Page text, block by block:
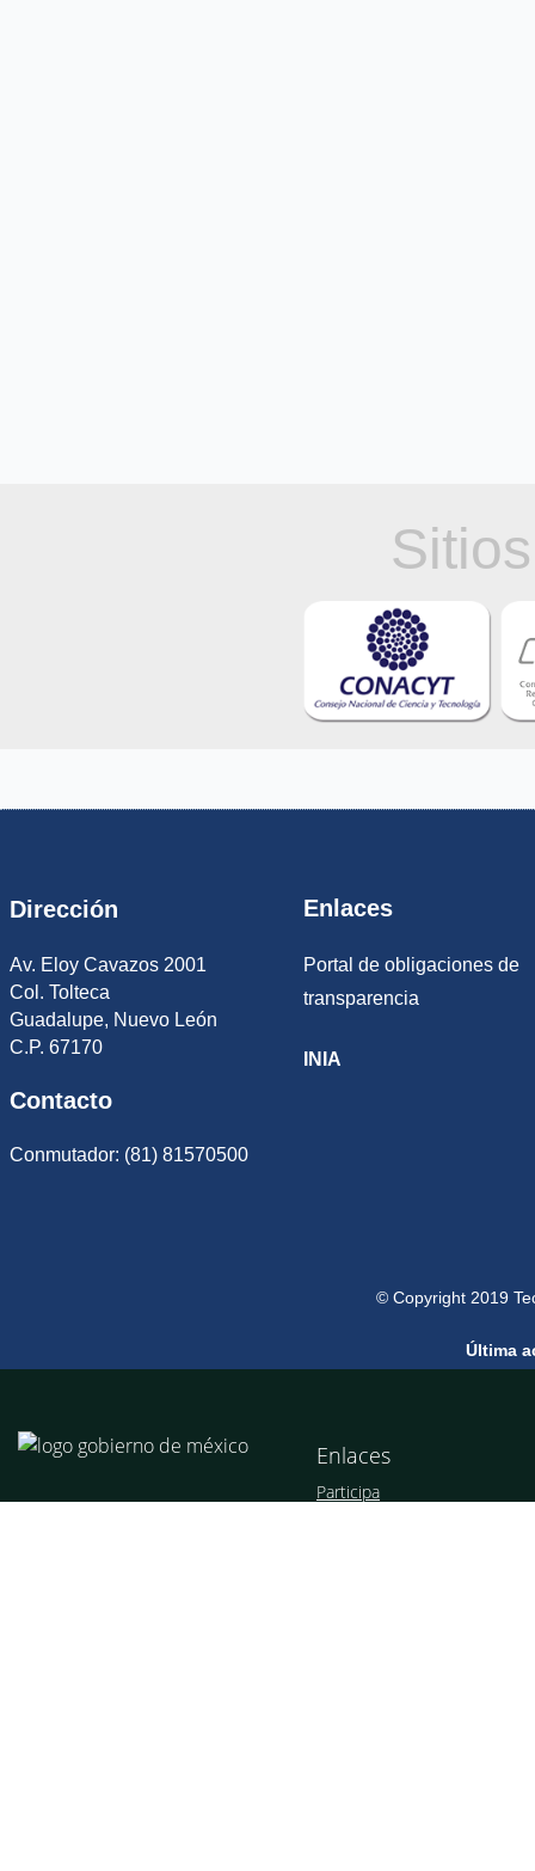
Dirección
Av. Eloy Cavazos 2001
Col. Tolteca
Guadalupe, Nuevo León
C.P. 67170
Contacto
Conmutador: (81) 81570500
Enlaces
Portal de obligaciones de
transparencia
INIA
© Copyright 2019
Última
Enlaces
Participa